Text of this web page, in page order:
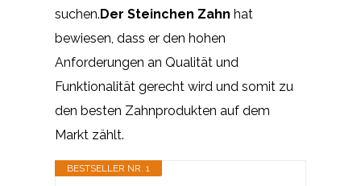
suchen.Der Steinchen Zahn hat
bewiesen, dass er den hohen
Anforderungen an Qualität und
Funktionalität gerecht wird und somit zu
den besten Zahnprodukten auf dem
Markt zählt.
BESTSELLER NR. 1